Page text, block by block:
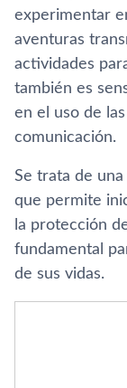
experimentar
aventuras
actividades
también es
en el uso de
comunicación.
Se trata de
que permite
la protección
fundamental
de sus vidas.